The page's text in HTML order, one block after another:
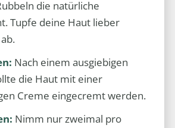
die natürliche
Tupfe deine Haut lieber
Nach einem ausgiebigen
die Haut mit einer
Creme eingecremt werden.
Nimm nur zweimal pro